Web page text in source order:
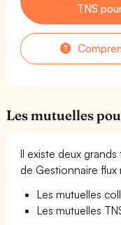
TNS
Les mutuelles
Il existe deux
de Gestionnaire flux
Les mutuelles
Les mutuelles